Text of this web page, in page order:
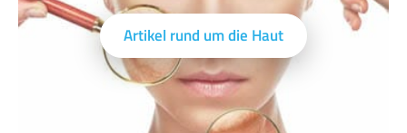
Artikel rund um die Haut